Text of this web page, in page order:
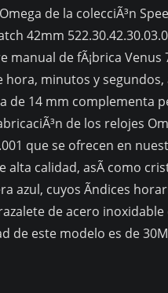
de la colecciÃ³n
42mm
de fÃ¡brica
minutos y segundos,
de 14 mm complementa
de los relojes
que se ofrecen en
alta calidad, asÃ­ como
azul, cuyos Ã­ndices
de acero
de este modelo es de